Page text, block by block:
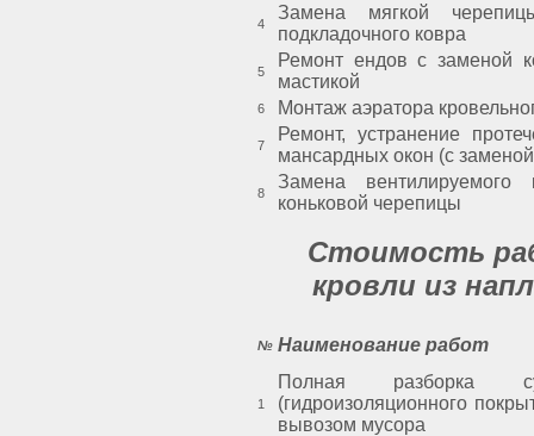
4
Замена мягкой
подкладочного ковра
5
Ремонт ендов с заменой
мастикой
6 Монтаж аэратора
7
Ремонт, устранение
мансардных окон (с
8
Замена
коньковой черепицы
Стоимость
кровли из
№ Наименование работ
1
Полная разборка
(гидроизоляционного
вывозом мусора